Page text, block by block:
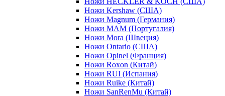
Ножи Kershaw (США)
Ножи Magnum (Германия)
Ножи MAM (Португалия)
Ножи Mora (Швеция)
Ножи Ontario (США)
Ножи Opinel (Франция)
Ножи Roxon (Китай)
Ножи RUI (Испания)
Ножи Ruike (Китай)
Ножи SanRenMu (Китай)